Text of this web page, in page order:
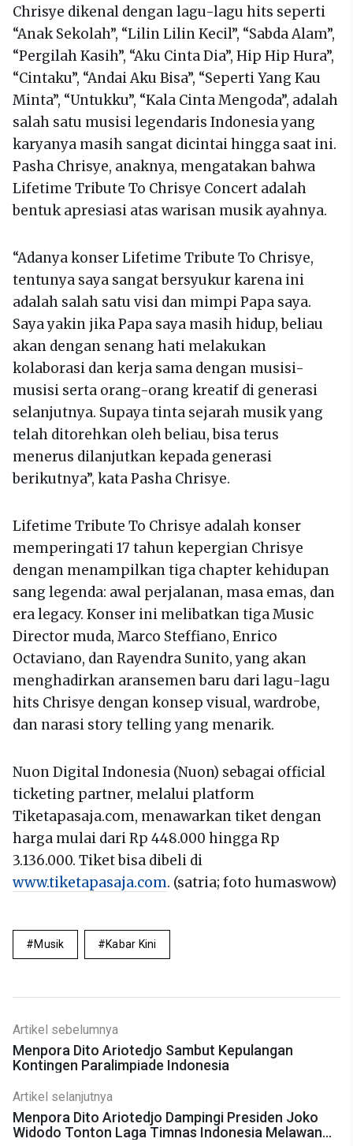
Chrisye dikenal dengan lagu-lagu hits seperti
“Anak Sekolah”, “Lilin Lilin Kecil”, “Sabda Alam”,
“Pergilah Kasih”, “Aku Cinta Dia”, Hip Hip Hura”,
“Cintaku”, “Andai Aku Bisa”, “Seperti Yang Kau
Minta”, “Untukku”, “Kala Cinta Mengoda”, adalah
salah satu musisi legendaris Indonesia yang
karyanya masih sangat dicintai hingga saat ini.
Pasha Chrisye, anaknya, mengatakan bahwa
Lifetime Tribute To Chrisye Concert adalah
bentuk apresiasi atas warisan musik ayahnya.
“Adanya konser Lifetime Tribute To Chrisye,
tentunya saya sangat bersyukur karena ini
adalah salah satu visi dan mimpi Papa saya.
Saya yakin jika Papa saya masih hidup, beliau
akan dengan senang hati melakukan
kolaborasi dan kerja sama dengan musisi-
musisi serta orang-orang kreatif di generasi
selanjutnya. Supaya tinta sejarah musik yang
telah ditorehkan oleh beliau, bisa terus
menerus dilanjutkan kepada generasi
berikutnya”, kata Pasha Chrisye.
Lifetime Tribute To Chrisye adalah konser
memperingati 17 tahun kepergian Chrisye
dengan menampilkan tiga chapter kehidupan
sang legenda: awal perjalanan, masa emas, dan
era legacy. Konser ini melibatkan tiga Music
Director muda, Marco Steffiano, Enrico
Octaviano, dan Rayendra Sunito, yang akan
menghadirkan aransemen baru dari lagu-lagu
hits Chrisye dengan konsep visual, wardrobe,
dan narasi story telling yang menarik.
Nuon Digital Indonesia (Nuon) sebagai official
ticketing partner, melalui platform
Tiketapasaja.com, menawarkan tiket dengan
harga mulai dari Rp 448.000 hingga Rp
3.136.000. Tiket bisa dibeli di
www.tiketapasaja.com. (satria; foto humaswow)
Musik Kabar Kini
Artikel sebelumnya
Menpora Dito Ariotedjo Sambut Kepulangan
Kontingen Paralimpiade Indonesia
Artikel selanjutnya
Menpora Dito Ariotedjo Dampingi Presiden Joko
Widodo Tonton Laga Timnas Indonesia Melawan